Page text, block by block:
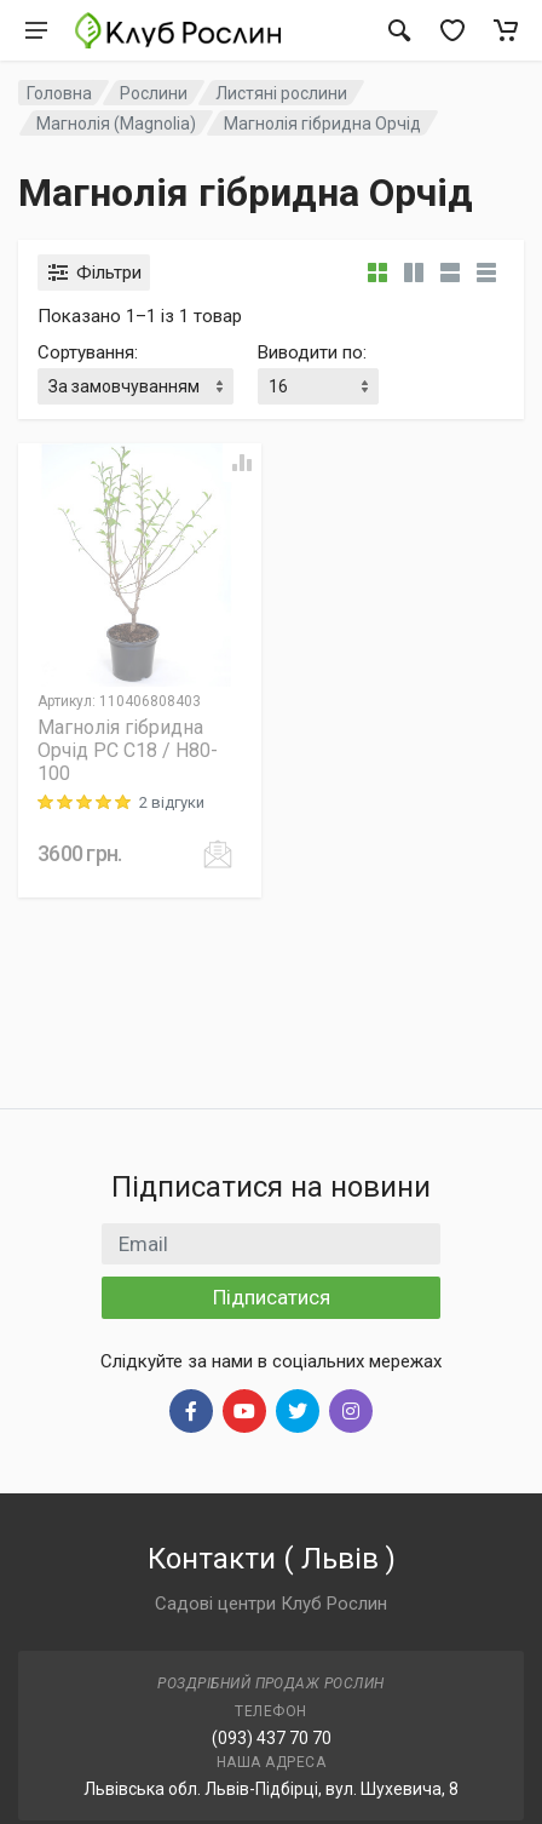
Головна Рослини
Листяні рослини
Магнолія (Magnolia)
Магнолія гібридна Орчід
Магнолія гібридна Орчід
Фільтри
Показано 1–1 із 1 товар
Сортування: Виводити по:
Артикул: 110406808403
Магнолія гібридна
Орчід PC C18 / H80-
100
Rating: 5 out of 52 відгуки
3600грн.
Підписатися на новини
Email
Підписатися
Слідкуйте за нами в соціальних мережах
Контакти ( Львів )
Садові центри Клуб Рослин
РОЗДРІБНИЙ ПРОДАЖ РОСЛИН
ТЕЛЕФОН
(093) 437 70 70
НАША АДРЕСА
Львівська обл. Львів-Підбірці, вул. Шухевича, 8